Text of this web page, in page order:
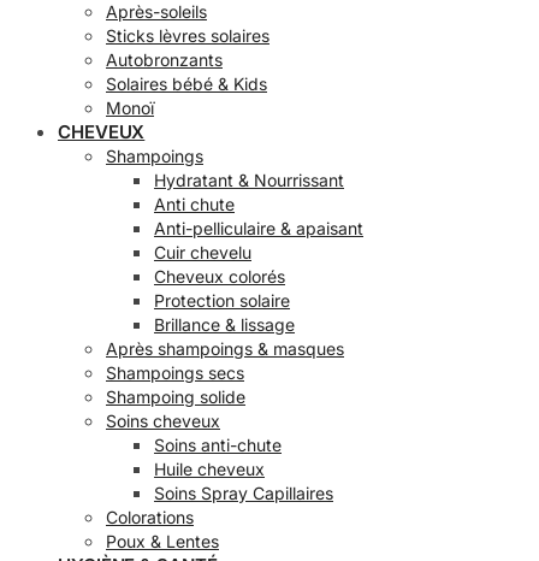
Après-soleils
Sticks lèvres solaires
Autobronzants
Solaires bébé & Kids
Monoï
CHEVEUX
Shampoings
Hydratant & Nourrissant
Anti chute
Anti-pelliculaire & apaisant
Cuir chevelu
Cheveux colorés
Protection solaire
Brillance & lissage
Après shampoings & masques
Shampoings secs
Shampoing solide
Soins cheveux
Soins anti-chute
Huile cheveux
Soins Spray Capillaires
Colorations
Poux & Lentes